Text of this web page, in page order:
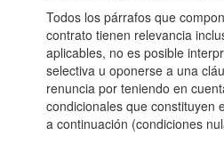
Todos los párrafos que
contrato tienen relevancia
aplicables, no es posible
selectiva u oponerse a una
renuncia por teniendo en
condicionales que constituyen
a continuación (condiciones